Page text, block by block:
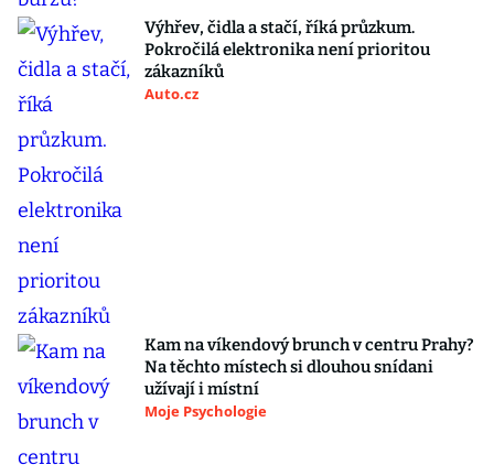
Výhřev, čidla a stačí, říká průzkum.
Pokročilá elektronika není prioritou
zákazníků
Auto.cz
Kam na víkendový brunch v centru Prahy?
Na těchto místech si dlouhou snídani
užívají i místní
Moje Psychologie